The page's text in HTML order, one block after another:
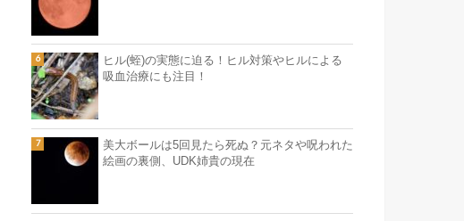
ヒル(蛭)の実態に迫る！ヒル対策やヒルによる
吸血治療にも注目！
美大ボールは5回見たら死ぬ？元ネタや呪われた
絵画の裏側、UDK姉貴の現在